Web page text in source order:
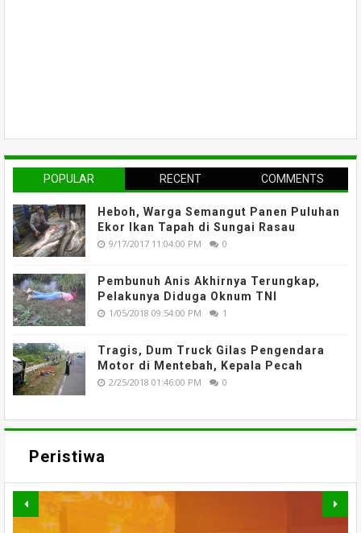
POPULAR RECENT COMMENTS
Heboh, Warga Semangut Panen Puluhan
Ekor Ikan Tapah di Sungai Rasau
9/17/2017 11:04:00 PM 0
Pembunuh Anis Akhirnya Terungkap,
Pelakunya Diduga Oknum TNI
1/05/2018 09:54:00 PM 1
Tragis, Dum Truck Gilas Pengendara
Motor di Mentebah, Kepala Pecah
2/25/2018 01:46:00 PM 0
Peristiwa